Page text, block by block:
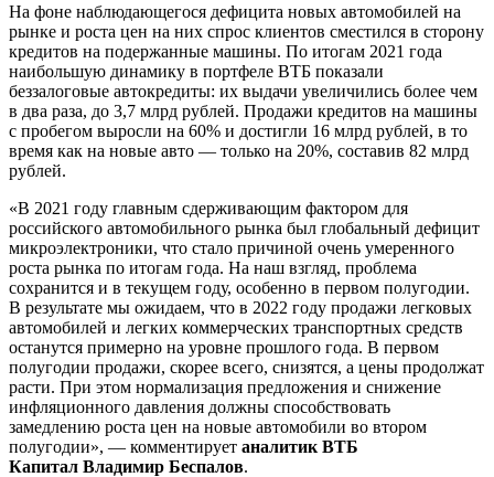
На фоне наблюдающегося дефицита новых автомобилей на
рынке и роста цен на них спрос клиентов сместился в сторону
кредитов на подержанные машины. По итогам 2021 года
наибольшую динамику в портфеле ВТБ показали
беззалоговые автокредиты: их выдачи увеличились более чем
в два раза, до 3,7 млрд рублей. Продажи кредитов на машины
с пробегом выросли на 60% и достигли 16 млрд рублей, в то
время как на новые авто — только на 20%, составив 82 млрд
рублей.
«В 2021 году главным сдерживающим фактором для
российского автомобильного рынка был глобальный дефицит
микроэлектроники, что стало причиной очень умеренного
роста рынка по итогам года. На наш взгляд, проблема
сохранится и в текущем году, особенно в первом полугодии.
В результате мы ожидаем, что в 2022 году продажи легковых
автомобилей и легких коммерческих транспортных средств
останутся примерно на уровне прошлого года. В первом
полугодии продажи, скорее всего, снизятся, а цены продолжат
расти. При этом нормализация предложения и снижение
инфляционного давления должны способствовать
замедлению роста цен на новые автомобили во втором
полугодии», — комментирует аналитик ВТБ
Капитал Владимир Беспалов.